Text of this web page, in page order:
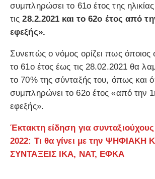
συμπληρώσει το 61o έτος της
τις28.2.2021 και το 62ο έτος από
εφεξής».
Συνεπώς ο νόμος ορίζει πως όποιος
το 61ο έτος έως τις 28.02.2021 θα
το 70% της σύνταξής του, όπως και
συμπληρώνει το 62ο έτος «από την
εφεξής».
Έκτακτη είδηση για
2022: Τι θα γίνει με την ΨΗΦΙΑΚΗ
ΣΥΝΤΑΞΕΙΣ ΙΚΑ, ΝΑΤ, ΕΦΚΑ